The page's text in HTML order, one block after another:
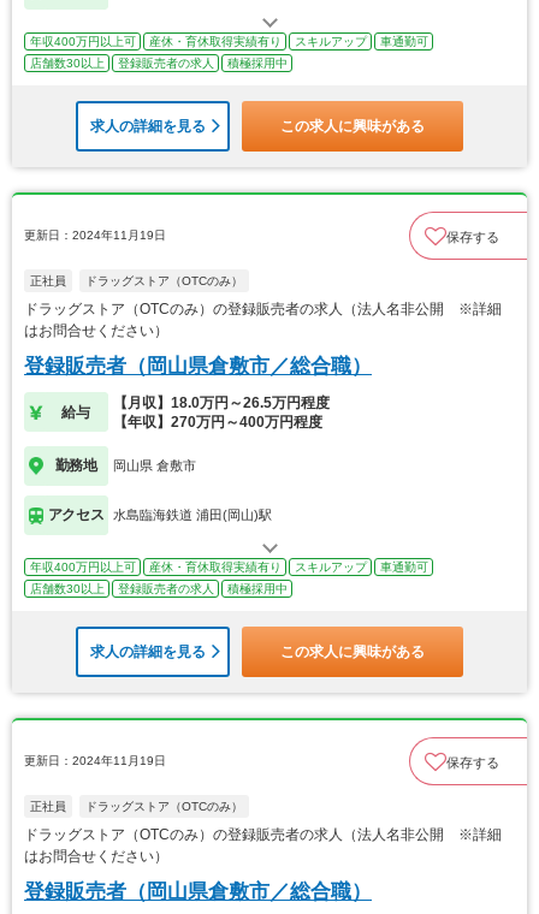
年収400万円以上可 産休・育休取得実績有り スキルアップ
車通勤可
店舗数30以上
登録販売者の求人 積極採用中
求人の詳細を見る この求人に興味がある
更新日：2024年11月19日 保存する
正社員 ドラッグストア（OTCのみ）
ドラッグストア（OTCのみ）の登録販売者の求人（法人名非公開 ※詳細
はお問合せください）
登録販売者（岡山県倉敷市／総合職）
給与
【月収】18.0万円～26.5万円程度
【年収】270万円～400万円程度
勤務地 岡山県 倉敷市
アクセス 水島臨海鉄道 浦田(岡山)駅
年収400万円以上可 産休・育休取得実績有り スキルアップ
車通勤可
店舗数30以上
登録販売者の求人 積極採用中
求人の詳細を見る この求人に興味がある
更新日：2024年11月19日 保存する
正社員 ドラッグストア（OTCのみ）
ドラッグストア（OTCのみ）の登録販売者の求人（法人名非公開 ※詳細
はお問合せください）
登録販売者（岡山県倉敷市／総合職）